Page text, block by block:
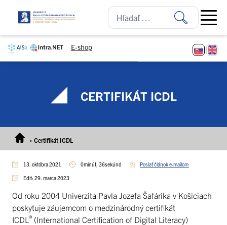
E-shop
Open
CERTIFIKÁT ICDL
> Certifikát ICDL
13. októbra 2021 0minút, 36sekúnd Poslať článok e-mailom
Edit: 29. marca 2023
Od roku 2004 Univerzita Pavla Jozefa Šafárika v Košiciach
poskytuje záujemcom o medzinárodný certifikát
ICDL ® (International Certification of Digital Literacy)